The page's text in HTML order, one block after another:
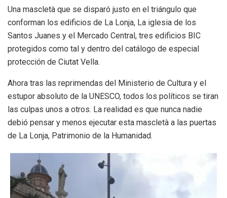
Una mascletà que se disparó justo en el triángulo que
conforman los edificios de La Lonja, La iglesia de los
Santos Juanes y el Mercado Central, tres edificios BIC
protegidos como tal y dentro del catálogo de especial
protección de Ciutat Vella.
Ahora tras las reprimendas del Ministerio de Cultura y el
estupor absoluto de la UNESCO, todos los políticos se tiran
las culpas unos a otros. La realidad es que nunca nadie
debió pensar y menos ejecutar esta mascletà a las puertas
de La Lonja, Patrimonio de la Humanidad.